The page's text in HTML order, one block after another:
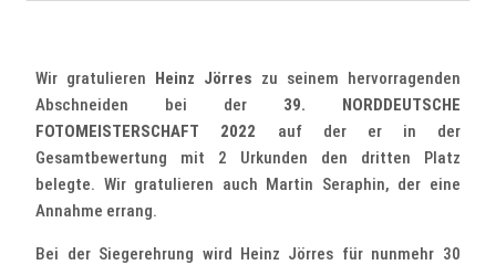
Wir gratulieren Heinz Jörres zu seinem hervorragenden
Abschneiden bei der 39. NORDDEUTSCHE
FOTOMEISTERSCHAFT 2022 auf der er in der
Gesamtbewertung mit 2 Urkunden den dritten Platz
belegte. Wir gratulieren auch Martin Seraphin, der eine
Annahme errang.
Bei der Siegerehrung wird Heinz Jörres für nunmehr 30